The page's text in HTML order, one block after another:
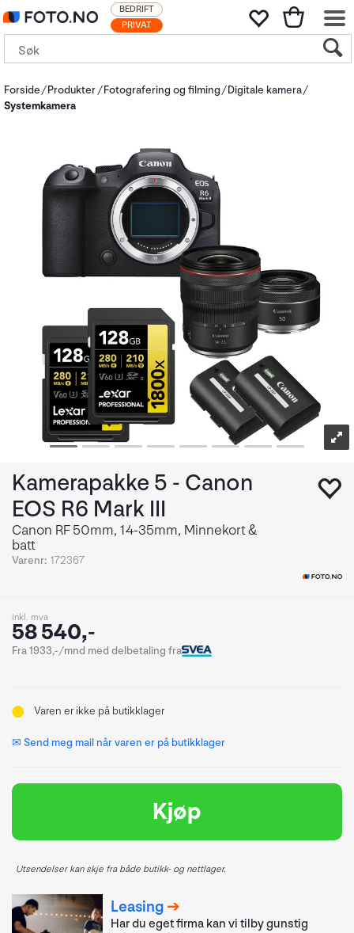
PRIVAT
BEDRIFT
Forside Produkter Fotografering og filming
Digitale kamera
Systemkamera
Kamerapakke 5 - Canon
EOS R6 Mark III
Canon RF 50mm, 14-35mm, Minnekort &
batt
Varenr: 172367
inkl. mva
58 540,-
Fra 1933,-/mnd med delbetaling fra
Varen er ikke på butikklager
✉ Send meg mail når varen er på butikklager
Kjøp
Utsendelser kan skje fra både butikk- og nettlager.
Leasing
Har du eget firma kan vi tilby gunstig